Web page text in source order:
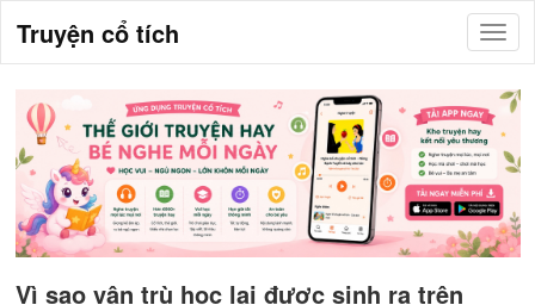
Truyện cổ tích
Vì sao vận trù học lại được sinh ra trên